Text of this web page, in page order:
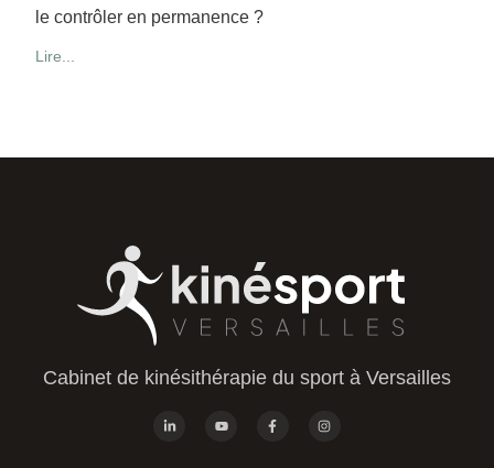
le contrôler en permanence ?
Lire...
Cabinet de kinésithérapie du sport à Versailles